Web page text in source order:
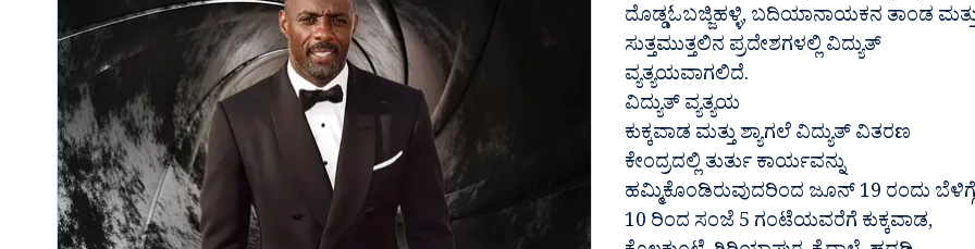
ದೊಡ್ಡಓಬಜ್ಜಿಹಳ್ಳಿ, ಬದಿಯಾನಾಯಕನ ತಾಂಡ
ಸುತ್ತಮುತ್ತಲಿನ ಪ್ರದೇಶಗಳಲ್ಲಿ ವಿದ್ಯುತ್
ವ್ಯತ್ಯಯವಾಗಲಿದೆ.
ವಿದ್ಯುತ್ ವ್ಯತ್ಯಯ
ಕುಕ್ಕವಾಡ ಮತ್ತು ಶ್ಯಾಗಲೆ ವಿದ್ಯುತ್ ವಿತರಣ
ಕೇಂದ್ರದಲ್ಲಿ ತುರ್ತು ಕಾರ್ಯವನ್ನು
ಹಮ್ಮಿಕೊಂಡಿರುವುದರಿಂದ ಜೂನ್ 19 ರಂದು ಬೆಳಿಗ್ಗೆ
10 ರಿಂದ ಸಂಜೆ 5 ಗಂಟೆಯವರೆಗೆ ಕುಕ್ಕವಾಡ,